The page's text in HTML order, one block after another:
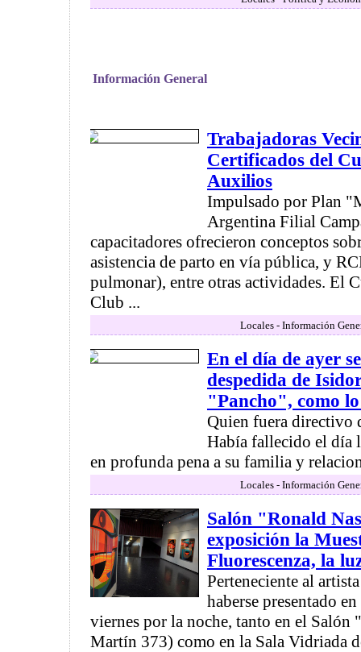
Información General
Trabajadoras
Certificados del
Auxilios
Impulsado por Plan
Argentina Filial
capacitadores ofrecieron conceptos
asistencia de parto en vía pública, y
pulmonar), entre otras actividades. El
Club ...
Locales - Información
En el día de ayer
despedida de
"Pancho", como
Quien fuera directivo
Había fallecido el día
en profunda pena a su familia y
Locales - Información
Salón "Ronald
exposición la
Fluorescenza, la
Perteneciente al
haberse presentado
viernes por la noche, tanto en el Salón
Martín 373) como en la Sala Vidriada